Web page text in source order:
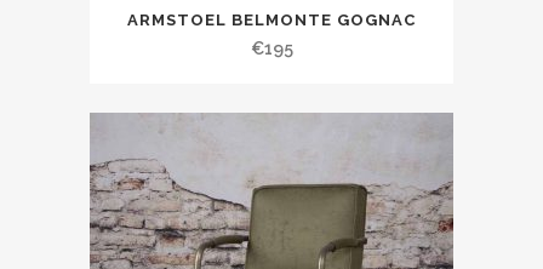
ARMSTOEL BELMONTE GOGNAC
€195